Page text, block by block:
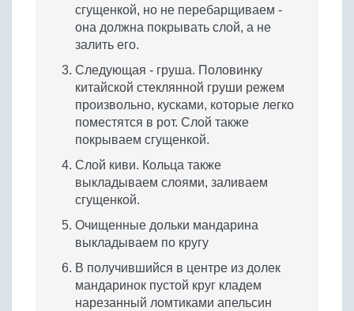
сгущенкой, но не перебарщиваем -
она должна покрывать слой, а не
залить его.
Следующая - груша. Половинку
китайской стеклянной груши режем
произвольно, кусками, которые легко
поместятся в рот. Слой также
покрываем сгущенкой.
Слой киви. Кольца также
выкладываем слоями, заливаем
сгущенкой.
Очищенные дольки мандарина
выкладываем по кругу
В получившийся в центре из долек
мандаринок пустой круг кладем
нарезанный ломтиками апельсин